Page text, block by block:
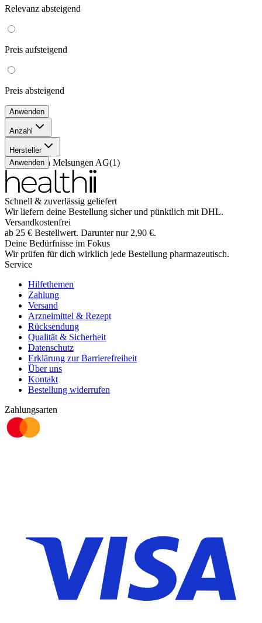
Relevanz absteigend
Preis aufsteigend
Preis absteigend
Anwenden
Anzahl
( 1)
Hersteller
B. Braun Melsungen AG(1)
Anwenden
Schnell & zuverlässig geliefert
Wir liefern deine Bestellung sicher und pünktlich mit DHL.
Versandkostenfrei
ab 25 € Bestellwert. Darunter nur 2,90 €.
Deine Bedürfnisse im Fokus
Wir prüfen für dich wirklich jede Bestellung pharmazeutisch.
Service
Hilfethemen
Zahlung
Versand
Arzneimittel & Rezept
Rücksendung
Qualität & Sicherheit
Datenschutz
Erklärung zur Barrierefreiheit
Über uns
Kontakt
Bestellung widerrufen
Zahlungsarten